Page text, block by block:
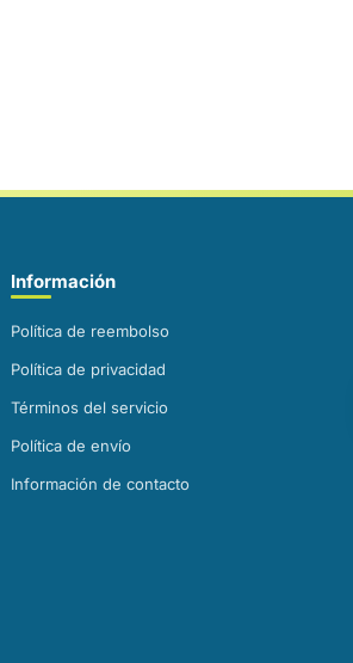
Información
Política de reembolso
Política de privacidad
Términos del servicio
Política de envío
Información de contacto